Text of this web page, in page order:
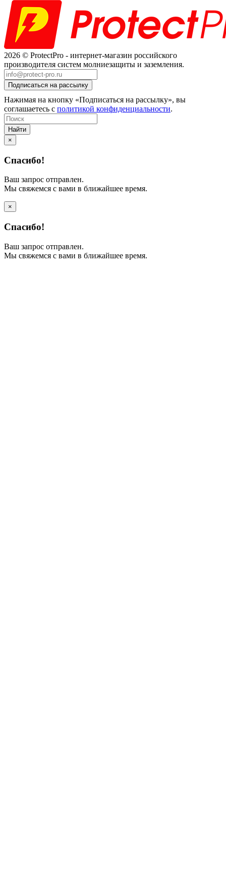
2026 © ProtectPro - интернет-магазин российского
производителя систем молниезащиты и заземления.
Нажимая на кнопку «Подписаться на рассылку», вы
соглашаетесь с политикой конфиденциальности.
Найти
×
Спасибо!
Ваш запрос отправлен.
Мы свяжемся с вами в ближайшее время.
×
Спасибо!
Ваш запрос отправлен.
Мы свяжемся с вами в ближайшее время.